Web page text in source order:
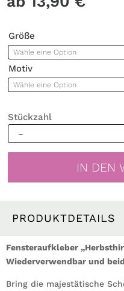
Größe
Motiv
Stückzahl
reinschauender
Blätter
herbstlicher
Fensteraufkleber
Herbstdeko
IN DEN
PRODUKTDETAILS
Fensteraufkleber
Wiederverwendbar und
Bring die majestätische